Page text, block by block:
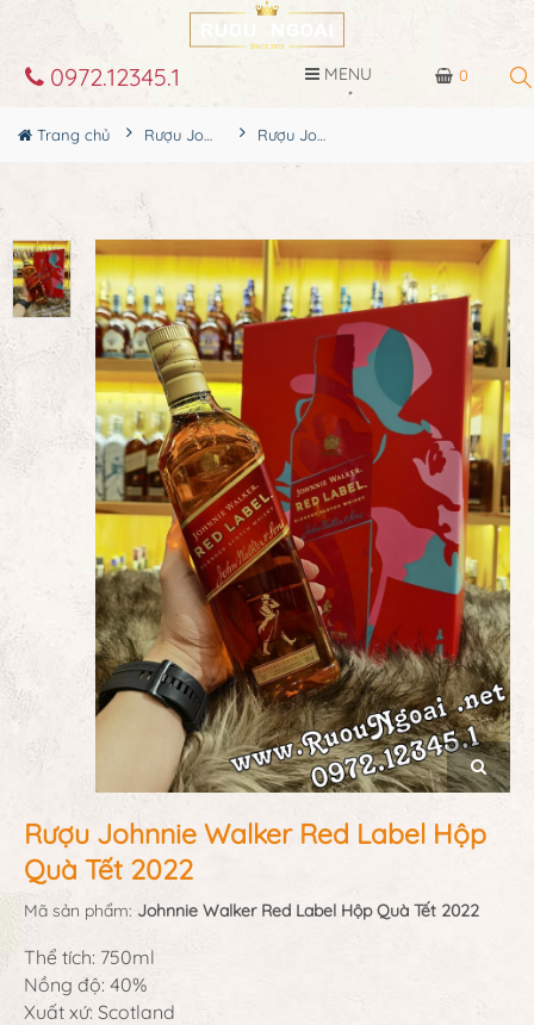
0
0972.12345.1 MENU
Trang chủ Rượu Johnnie walker Rượu Johnnie Walker Red Label Hộp Quà Tết 2022
Rượu Johnnie Walker Red Label Hộp
Quà Tết 2022
Mã sản phẩm: Johnnie Walker Red Label Hộp Quà Tết 2022
Thể tích: 750ml
Nồng độ: 40%
Xuất xứ: Scotland